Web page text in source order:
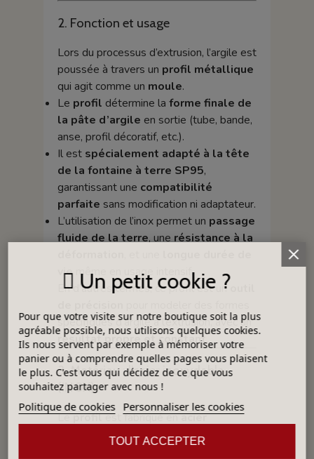
2. Fonction et usage
Lors du processus d’extrusion, l’argile est
poussée à travers un profil métallique
qui agit comme un moule.
Le profil détermine la forme finale de
la pâte d’argile en sortie (tube, bande,
anse, profil décoratif, etc.).
Il est spécialement adapté à la tête
de la fontaine à terre SP95,
garantissant une compatibilité
parfaite sans modification ni adaptateur.
L’utilisation de l’inox permet un passage
fluide de la terre, une résistance à la
viemême en usage intensif.
En d’autres termes, ce profil est un
spécifiques d’argile à l’extrusion, avec un
résultat propre et constant.
3. Matériau : l’acier inoxydable
(INOX)
Leprofilest fabriqué enacier
inoxydable de qualité industrielle
Un petit cookie ?
Pour que votre visite sur notre boutique soit la plus
agréable possible, nous utilisons quelques cookies.
Ils nous servent par exemple à mémoriser votre
panier ou à comprendre quelles pages vous plaisent
le plus. C'est vous qui décidez de ce que vous
souhaitez partager avec nous !
Politique de cookies Personnaliser les cookies
TOUT ACCEPTER